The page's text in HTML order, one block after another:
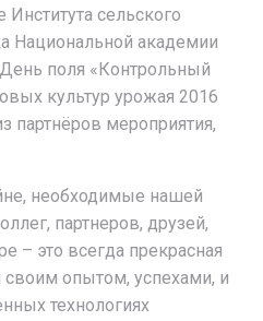
сельского
Национальной академии
поля «Контрольный
культур урожая 2016
партнёров мероприятия,
необходимые нашей
партнеров, друзей,
– это всегда прекрасная
опытом, успехами, и
технологиях